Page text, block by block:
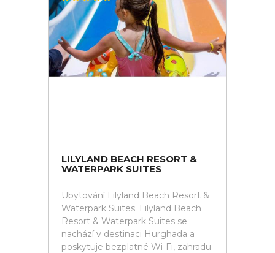
LILYLAND BEACH RESORT &
WATERPARK SUITES
Ubytování Lilyland Beach Resort &
Waterpark Suites. Lilyland Beach
Resort & Waterpark Suites se
nachází v destinaci Hurghada a
poskytuje bezplatné Wi-Fi, zahradu